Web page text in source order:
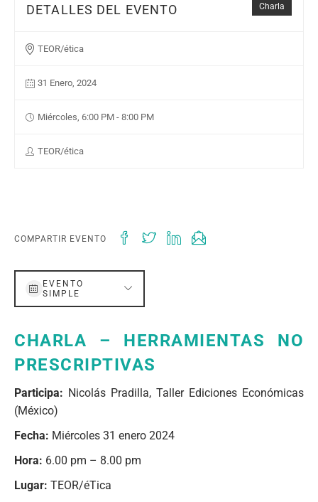
Charla
DETALLES DEL EVENTO
TEOR/ética
31 Enero, 2024
Miércoles, 6:00 PM - 8:00 PM
TEOR/ética
COMPARTIR EVENTO
EVENTO
SIMPLE
CHARLA – HERRAMIENTAS NO
PRESCRIPTIVAS
Participa: Nicolás Pradilla, Taller Ediciones Económicas
(México)
Fecha: Miércoles 31 enero 2024
Hora: 6.00 pm – 8.00 pm
Lugar: TEOR/éTica